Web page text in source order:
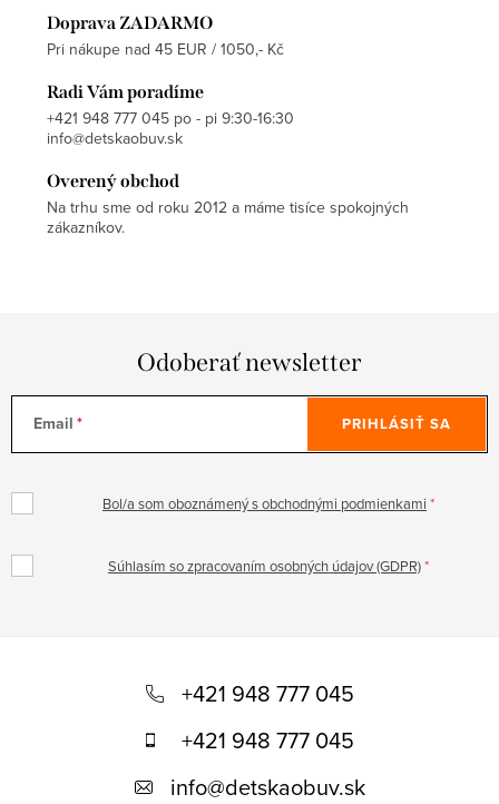
Doprava ZADARMO
Pri nákupe nad 45 EUR / 1050,- Kč
Radi Vám poradíme
+421 948 777 045 po - pi 9:30-16:30
info@detskaobuv.sk
Overený obchod
Na trhu sme od roku 2012 a máme tisíce spokojných
zákazníkov.
Odoberať newsletter
Email
Bol/a som oboznámený s obchodnými podmienkami
Súhlasím so zpracovaním osobných údajov (GDPR)
PRIHLÁSIŤ SA
+421 948 777 045
+421 948 777 045
info@detskaobuv.sk